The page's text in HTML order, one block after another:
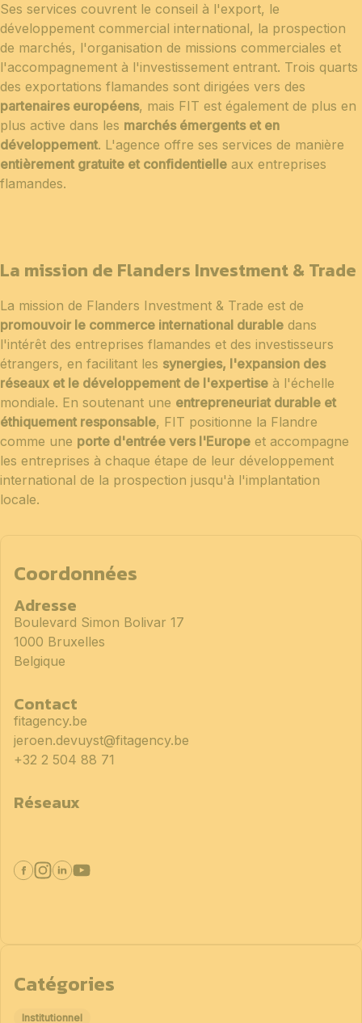
Ses services couvrent le conseil à l'export, le
développement commercial international, la prospection
de marchés, l'organisation de missions commerciales et
l'accompagnement à l'investissement entrant. Trois quarts
des exportations flamandes sont dirigées vers des
partenaires européens, mais FIT est également de plus en
plus active dans les marchés émergents et en
développement. L'agence offre ses services de manière
entièrement gratuite et confidentielle aux entreprises
flamandes.
La mission de Flanders Investment & Trade
La mission de Flanders Investment & Trade est de
promouvoir le commerce international durable dans
l'intérêt des entreprises flamandes et des investisseurs
étrangers, en facilitant les synergies, l'expansion des
réseaux et le développement de l'expertise à l'échelle
mondiale. En soutenant une entrepreneuriat durable et
éthiquement responsable, FIT positionne la Flandre
comme une porte d'entrée vers l'Europe et accompagne
les entreprises à chaque étape de leur développement
international de la prospection jusqu'à l'implantation
locale.
Coordonnées
Adresse
Boulevard Simon Bolivar 17
1000 Bruxelles
Belgique
Contact
fitagency.be
jeroen.devuyst@fitagency.be
+32 2 504 88 71
Réseaux
Catégories
Institutionnel